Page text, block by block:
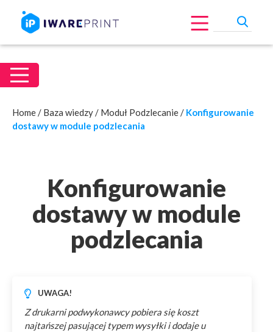
Home/ Baza wiedzy/ Moduł Podzlecanie/ Konfigurowanie
dostawy w module podzlecania
Konfigurowanie
dostawy w module
podzlecania
UWAGA!
Z drukarni podwykonawcy pobiera się koszt
najtańszej pasującej typem wysyłki i dodaje u